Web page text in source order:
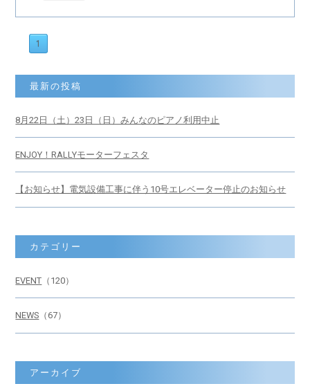
1
最新の投稿
8月22日（土）23日（日）みんなのピアノ利用中止
ENJOY！RALLYモーターフェスタ
【お知らせ】電気設備工事に伴う10号エレベーター停止のお知らせ
カテゴリー
EVENT （120）
NEWS （67）
アーカイブ